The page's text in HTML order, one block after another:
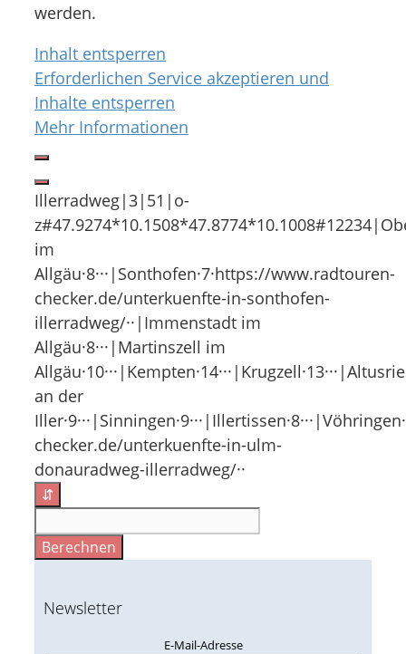
werden.
Inhalt entsperren
Erforderlichen Service akzeptieren und
Inhalte entsperren
Mehr Informationen
Illerradweg|3|51|o-
im
Allgäu·8···|Sonthofen·7·https://www.radtouren-
checker.de/unterkuenfte-in-sonthofen-
illerradweg/··|Immenstadt im
Allgäu·8···|Martinszell im
an der
checker.de/unterkuenfte-in-ulm-
donauradweg-illerradweg/··
⇵
Berechnen
Newsletter
E-Mail-Adresse